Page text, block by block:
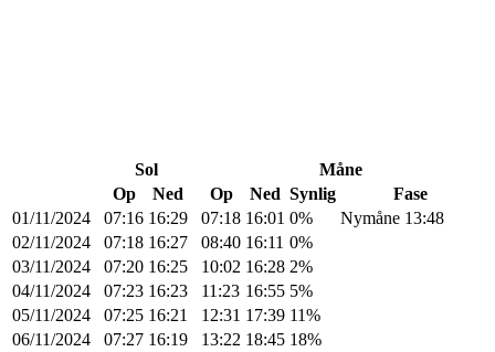
Sol
Måne
Op
Ned Op Ned Synlig
Fase
01/11/2024
07:16 16:29 07:18 16:01 0%
Nymåne 13:48
02/11/2024
07:18 16:27 08:40 16:11 0%
03/11/2024
07:20 16:25 10:02 16:28 2%
04/11/2024
07:23 16:23 11:23 16:55 5%
05/11/2024
07:25 16:21 12:31 17:39 11%
06/11/2024
07:27 16:19 13:22 18:45 18%